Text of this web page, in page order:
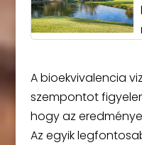
A bioekvivalencia
szempontot
hogy az
Az egyik